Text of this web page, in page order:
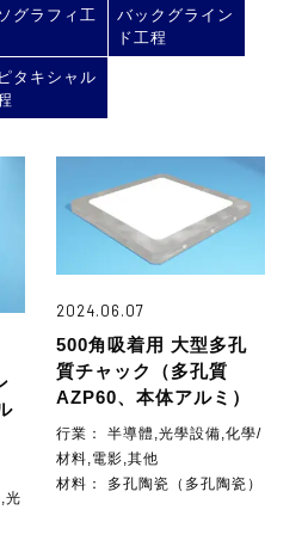
グラフィ工
バックグライン
ド工程
タキシャル
光
2024.06.07
500角吸着用 大型多孔
質チャック（多孔質
AZP60、本体アルミ）
行業：半導體,光學設備,化學/
材料,電影,其他
材料： 多孔陶瓷（多孔陶瓷）